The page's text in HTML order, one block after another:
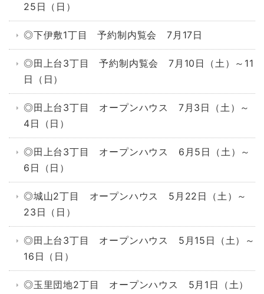
25日（日）
◎下伊敷1丁目 予約制内覧会 7月17日
◎田上台3丁目 予約制内覧会 7月10日（土）～11
日（日）
◎田上台3丁目 オープンハウス 7月3日（土）～
4日（日）
◎田上台3丁目 オープンハウス 6月5日（土）～
6日（日）
◎城山2丁目 オープンハウス 5月22日（土）～
23日（日）
◎田上台3丁目 オープンハウス 5月15日（土）～
16日（日）
◎玉里団地2丁目 オープンハウス 5月1日（土）